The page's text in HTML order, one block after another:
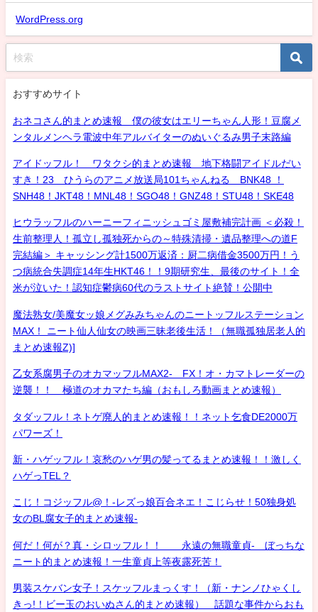
WordPress.org
おすすめサイト
おネコさん的まとめ速報 僕の彼女はエリーちゃん人形！豆腐メ
ンタルメンヘラ電波中年アルバイターのぬいぐるみ男子末路編
アイドッフル！ ワタクシ的まとめ速報 地下格闘アイドルだい
すき！23 ひうらのアニメ放送局101ちゃんねる BNK48 ！
SNH48！JKT48！MNL48！SGO48！GNZ48！STU48！SKE48
ヒウラッフルのハーニーフィニッシュゴミ屋敷補完計画 ＜必殺！
生前整理人！孤立し孤独死からの～特殊清掃・遺品整理への道F
完結編＞ キャッシング計1500万返済：厨二病借金3500万円！う
つ病統合失調症14年生HKT46！！9期研究生、最後のサイト！全
米が泣いた！認知症鬱病60代のラストサイト絶賛！公開中
魔法熟女/美魔女ッ娘メグみみちゃんのニートッフルステーション
MAX！ ニート仙人仙女の映画三昧老後生活！（無職孤独居老人的
まとめ速報Z)]
乙女系腐男子のオカマッフルMAX2- FX！オ・カマトレーダーの
逆襲！！ 極道のオカマたち編（おもしろ動画まとめ速報）
タダッフル！ネトゲ廃人的まとめ速報！！ネット乞食DE2000万
パワーズ！
新・ハゲッフル！哀愁のハゲ男の髪ってるまとめ速報！！激しく
ハゲっTEL？
こじ！コジッフル@！-レズっ娘百合ネエ！こじらせ！50独身処
女のBL腐女子的まとめ速報-
何だ！何が？真・シロッフル！！ 永遠の無職童貞- ぼっちな
ニート的まとめ速報！一生童貞上等夜露死苦！
男装スケバン女子！スケッフルまっくす！（新・ナンノひゃくし
きっ!！ビー玉のおいぬさん的まとめ速報） 話題な事件からおも